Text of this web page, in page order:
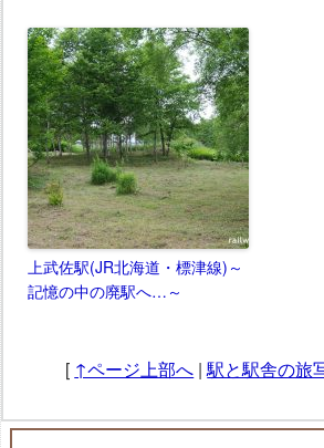
上武佐駅(JR北海道・標津線)～
記憶の中の廃駅へ…～
[ ↑ページ上部へ |駅と駅舎の旅